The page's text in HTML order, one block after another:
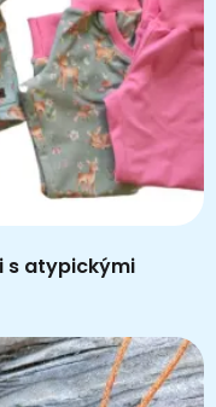
s atypickými